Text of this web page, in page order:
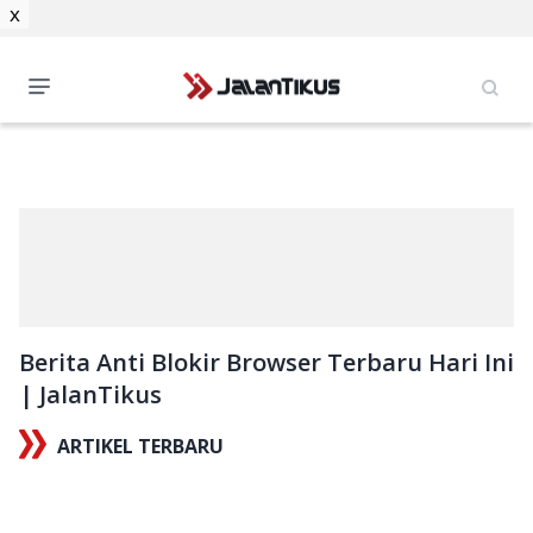
Berita Anti Blokir Browser Terbaru Hari Ini
| JalanTikus
ARTIKEL TERBARU
x